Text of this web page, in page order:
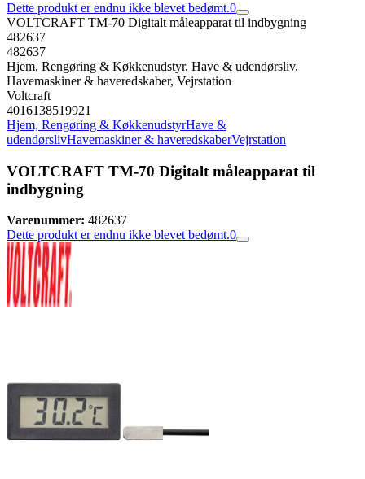
Dette produkt er endnu ikke blevet bedømt.0
VOLTCRAFT TM-70 Digitalt måleapparat til indbygning
482637
482637
Hjem, Rengøring & Køkkenudstyr, Have & udendørsliv,
Havemaskiner & haveredskaber, Vejrstation
Voltcraft
4016138519921
Hjem, Rengøring & KøkkenudstyrHave &
udendørslivHavemaskiner & haveredskaberVejrstation
VOLTCRAFT TM-70 Digitalt måleapparat til
indbygning
Varenummer: 482637
Dette produkt er endnu ikke blevet bedømt.0